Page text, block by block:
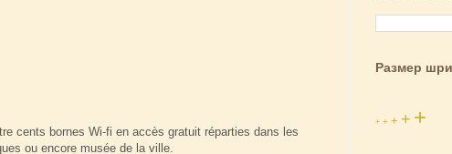
cents bornes Wi-fi en accès gratuit réparties dans les
ou encore musée de la ville.
Размер
+ + + + +